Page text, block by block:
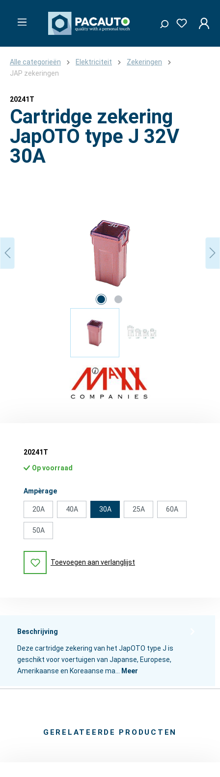
Alle categorieën Elektriciteit
Zekeringen
JAP zekeringen
20241T
Cartridge zekering
JapOTO type J 32V
30A
20241T
Op voorraad
Selecteer
Ampèrage
20A 40A 30A 25A 60A
50A
Toevoegen aan verlanglijst
Beschrijving
Deze cartridge zekering van het JapOTO type J is
geschikt voor voertuigen van Japanse, Europese,
Amerikaanse en Koreaanse ma…
Meer
GERELATEERDE PRODUCTEN